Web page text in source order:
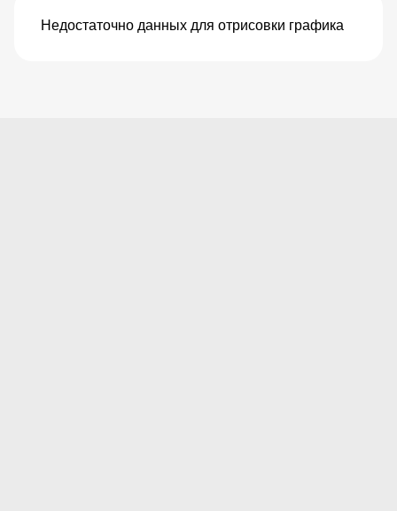
Недостаточно данных для отрисовки графика